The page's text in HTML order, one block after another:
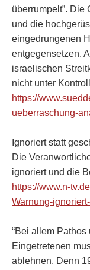
überrumpelt”. Die
und die
eingedrungenen
entgegensetzen.
israelischen
nicht unter
https://
ueberraschung-
Ignoriert statt
Die
ignoriert und die
https://www.n-
Warnung-
“Bei allem
Eingetretenen
ablehnen. Denn